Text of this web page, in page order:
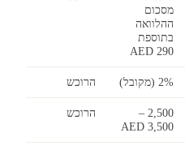
מסכום
ההלוואה
בתוספת
290 AED
2% (מקובל) הרוכש
2,500 –
3,500 AED
הרוכש